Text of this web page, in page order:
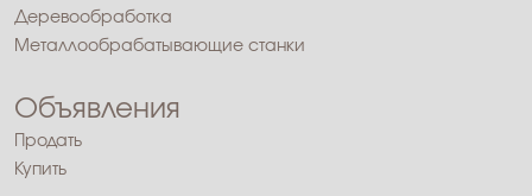
Деревообработка
Металлообрабатывающие станки
Объявления
Продать
Купить